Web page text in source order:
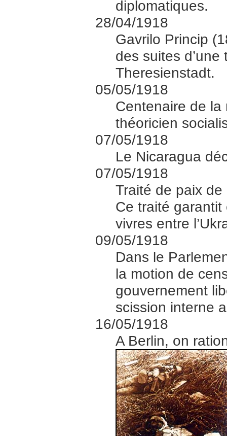
diplomatiques.
28/04/1918
Gavrilo Princip
des suites
Theresienstadt.
05/05/1918
Centenaire de
théoricien
07/05/1918
Le Nicaragua
07/05/1918
Traité de paix de
Ce traité
vivres entre
09/05/1918
Dans le
la motion de
gouvernement
scission interne
16/05/1918
A Berlin, on